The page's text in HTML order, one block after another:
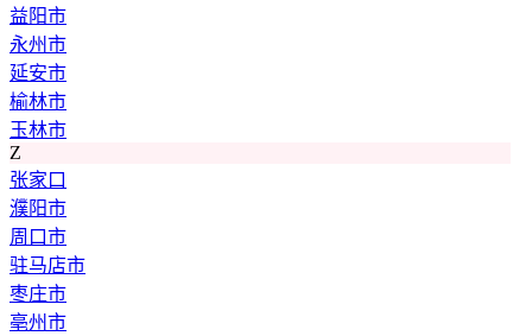
益阳市
永州市
延安市
榆林市
玉林市
Z
张家口
濮阳市
周口市
驻马店市
枣庄市
亳州市